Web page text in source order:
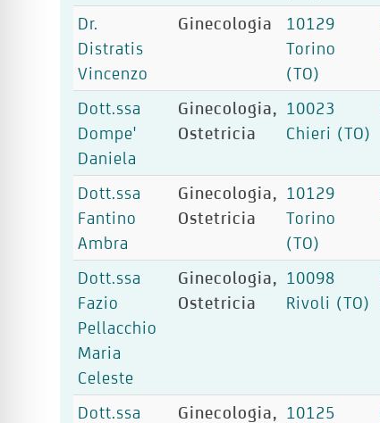
Dr.
Distratis
Vincenzo
Ginecologia
10129
Torino
(TO)
Dott.ssa
Dompe'
Daniela
Ginecologia,
Ostetricia
10023
Chieri (TO)
Dott.ssa
Fantino
Ambra
Ginecologia,
Ostetricia
10129
Torino
(TO)
Dott.ssa
Fazio
Pellacchio
Maria
Celeste
Ginecologia,
Ostetricia
10098
Rivoli (TO)
Dott.ssa
Ginecologia, 10125